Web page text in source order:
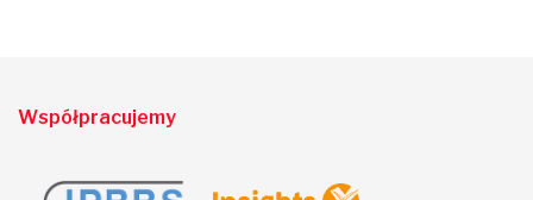
Współpracujemy